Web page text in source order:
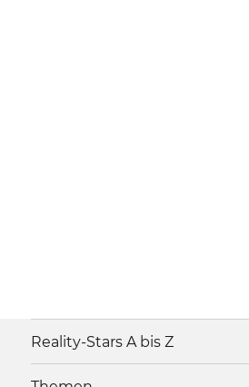
Reality-Stars A bis Z